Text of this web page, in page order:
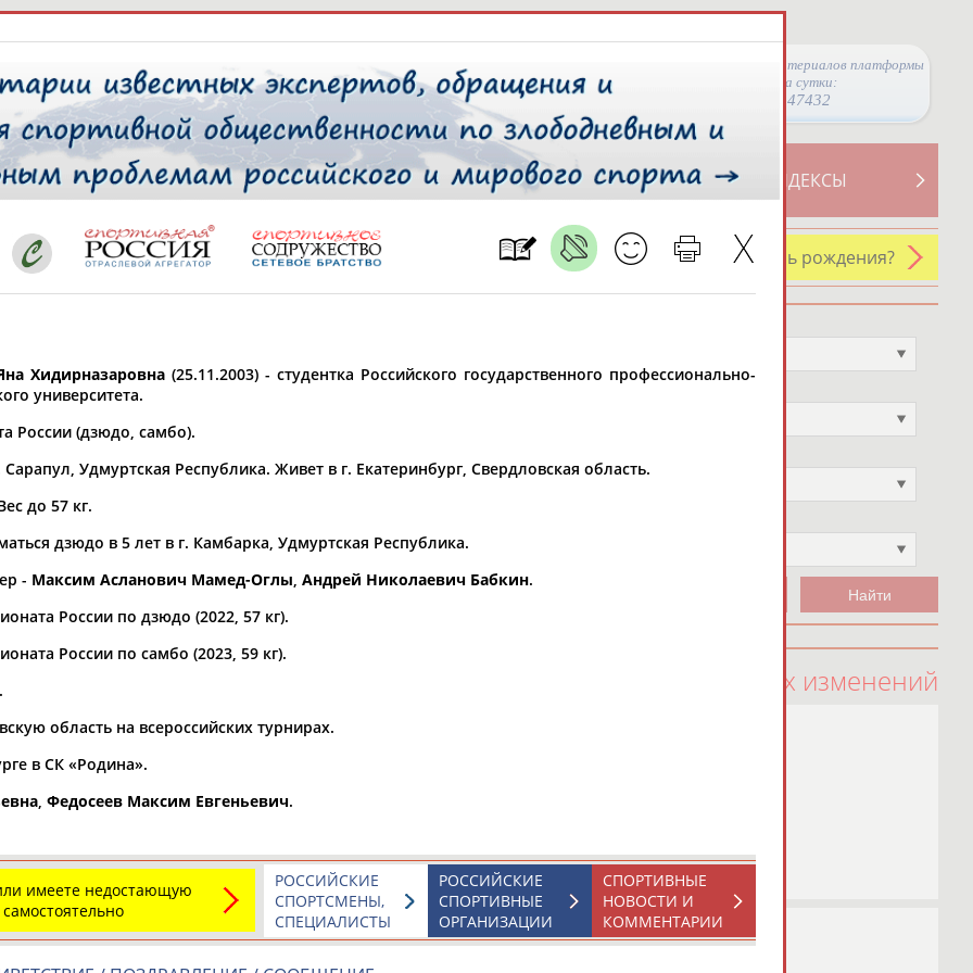
Просмотры материалов платформы
за сутки:
47432
СВОДНЫЕ ИНДЕКСЫ
ТАБЛО АКТИВНОСТИ
РЕСУРСНАЯ ПЛОЩАДКА
У кого сегодня день рождения?
* для действующих спортсменов
рождения
выбран
рождения
чч мм год по чч мм год
100 последних изменений
Хидирназаровна (25.11.2003) - студентка Российского государственного профессионально-
университета.
России (дзюдо, самбо).
Сарапул, Удмуртская Республика. Живет в г. Екатеринбург, Свердловская область.
до 57 кг.
дзюдо в 5 лет в г. Камбарка, Удмуртская Республика.
- Максим Асланович Мамед-Оглы Андрей Николаевич Бабкин.
России по дзюдо (2022, 57 кг).
России по самбо (2023, 59 кг).
область на всероссийских турнирах.
в СК «Родина».
Федосеев Максим Евгеньевич.
имеете недостающую
СПОРТИВНЫЕ
НОВОСТИ И
КОММЕНТАРИИ
РОССИЙСКИЕ
СПОРТИВНЫЕ
ОРГАНИЗАЦИИ
РОССИЙСКИЕ
СПОРТСМЕНЫ,
СПЕЦИАЛИСТЫ